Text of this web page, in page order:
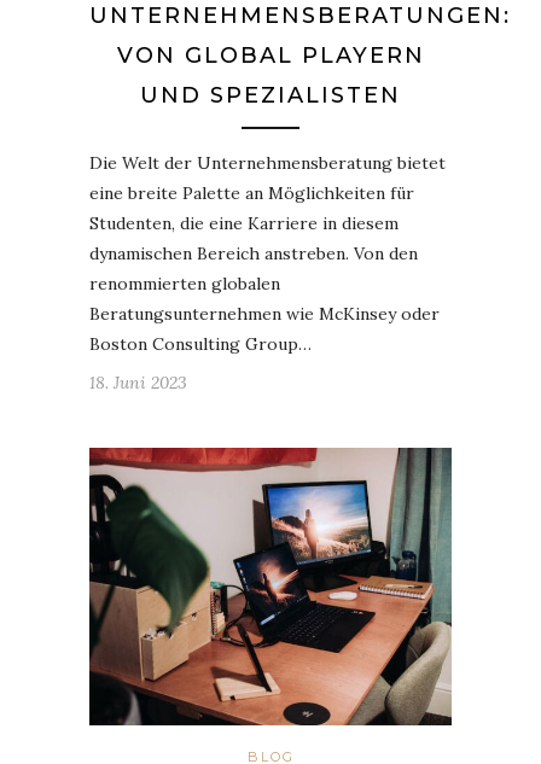
UNTERNEHMENSBERATUNGEN:
VON GLOBAL PLAYERN
UND SPEZIALISTEN
Die Welt der Unternehmensberatung bietet
eine breite Palette an Möglichkeiten für
Studenten, die eine Karriere in diesem
dynamischen Bereich anstreben. Von den
renommierten globalen
Beratungsunternehmen wie McKinsey oder
Boston Consulting Group…
18. Juni 2023
BLOG